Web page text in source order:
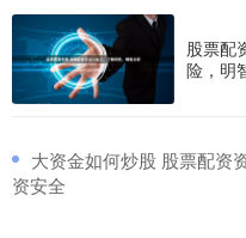
股票配
险，明
大资金如何炒股 股票配资
资安全